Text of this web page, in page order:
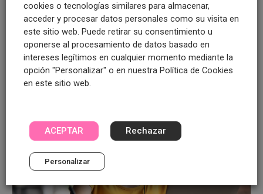
de un centro educativo no solo consiste en
elegir las herramientas adecuadas. Tan
importante como … Leer más
Categorías
Gestión académica
cookies o tecnologías similares para almacenar,
acceder y procesar datos personales como su visita en
este sitio web. Puede retirar su consentimiento u
oponerse al procesamiento de datos basado en
intereses legítimos en cualquier momento mediante la
opción "Personalizar" o en nuestra Política de Cookies
en este sitio web.
ACEPTAR Rechazar
Personalizar